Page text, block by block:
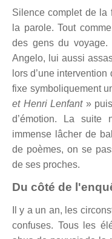
Silence complet de la
la parole. Tout
des gens du
Angelo, lui aussi
lors d’une
fixe symboliquement
et Henri Lenfant» puis
d’émotion. La suite
immense lâcher de
de poèmes, on se
de ses proches.
Du côté de
Il y a un an, les
confuses. Tous les